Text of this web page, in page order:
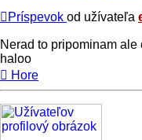
Príspevok od užívateľa
Nerad to pripominam ale
haloo
Hore